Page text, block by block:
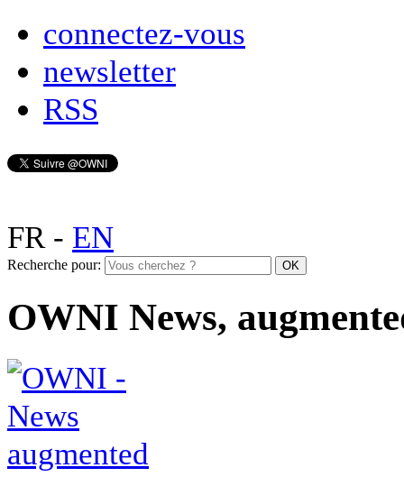
connectez-vous
newsletter
RSS
FR- EN
Recherche pour:
OWNI News,